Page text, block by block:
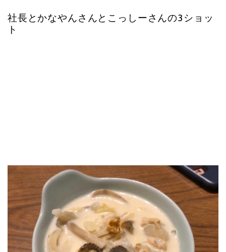
社長とかなやんさんとこっしーさんの3ショッ
ト